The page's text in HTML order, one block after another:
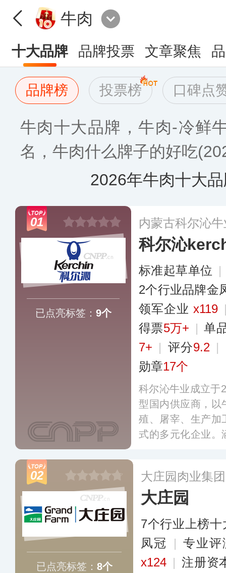
牛肉
十大品牌 品牌投票 文章聚焦
品牌榜 投票榜 口碑点
牛肉十大品牌，牛肉-冷鲜
名，牛肉什么牌子的好吃
2026年牛肉十大
01
已点亮标签： 9个
内蒙古科尔沁
科尔沁
标准起草单位 |
2个行业品牌金
领军企业 x119
得票5万+ | 单
7+ | 评分9.2 |
勋章17个
科尔沁牛业成立于
型国内供应商，以
殖、屠宰、生产加
式的多元化企业。
更多
02
已点亮标签： 8个
大庄园肉业集
大庄园
7个行业上榜十
凤冠
| 专业
x124 | 注册资